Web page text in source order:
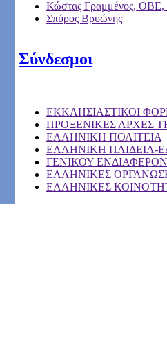
Κώστας Γραμμένος, ΟΒΕ,
Σπύρος Βρυώνης
Σύνδεσμοι
EKKΛΗΣΙΑΣΤΙΚΟΙ
ΠΡΟΞΕΝΙΚΕΣ ΑΡΧΕΣ
ΕΛΛΗΝΙΚΗ ΠΟΛΙΤΕΙΑ
ΕΛΛΗΝΙΚΗ ΠΑΙΔΕΙΑ-
ΓΕΝΙΚΟΥ
ΕΛΛΗΝΙΚΕΣ
ΕΛΛΗΝΙΚΕΣ